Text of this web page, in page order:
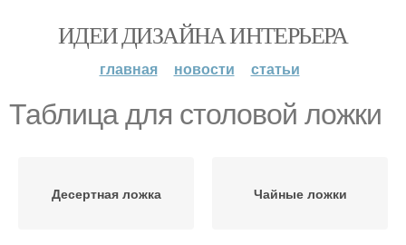
ИДЕИ ДИЗАЙНА ИНТЕРЬЕРА
главная новости статьи
Таблица для столовой ложки
Десертная ложка Чайные ложки